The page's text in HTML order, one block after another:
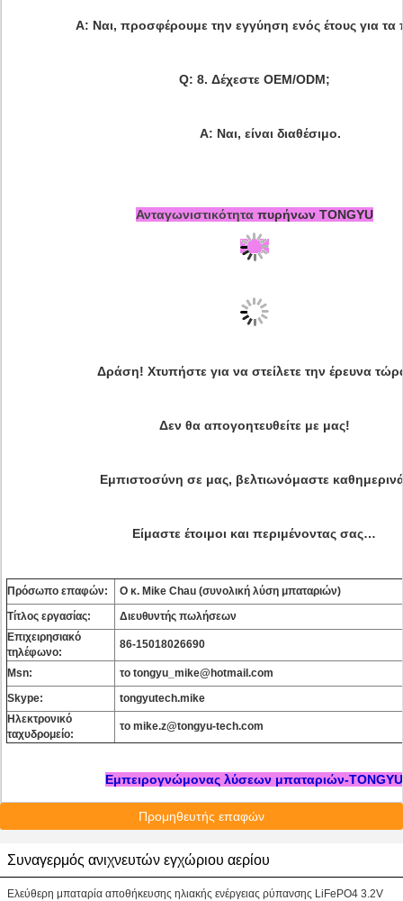
Α: Ναι, προσφέρουμε την εγγύηση ενός έτους για τα
Q: 8. Δέχεστε OEM/ODM;
Α: Ναι, είναι διαθέσιμο.
Ανταγωνιστικότηταπυρήνων TONGYU
Δράση! Χτυπήστε για να στείλετε την έρευνα
Δεν θα απογοητευθείτε με μας!
Εμπιστοσύνη σε μας, βελτιωνόμαστε
Είμαστε έτοιμοι και περιμένοντας σας…
Πρόσωπο επαφών:
Ο κ. Mike Chau (συνολική λύση μπαταριών)
Τίτλος εργασίας:
Διευθυντής πωλήσεων
Επιχειρησιακό
τηλέφωνο:
86-15018026690
Msn:
το tongyu_mike@hotmail.com
Skype:
tongyutech.mike
Ηλεκτρονικό
ταχυδρομείο:
το mike.z@tongyu-tech.com
Εμπειρογνώμονας λύσεων μπαταριών-TONGYU
Προμηθευτής επαφών
Συναγερμός ανιχνευτών εγχώριου αερίου
Ελεύθερη μπαταρία αποθήκευσης ηλιακής ενέργειας ρύπανσης LiFePO4 3.2V